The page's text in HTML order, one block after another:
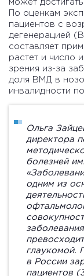
может
По оценкам
пациентов с
дегенерацией
составляет
растет и число
зрения из-за
доля ВМД в
инвалидности
Ольга
директора
болезней
одним из
глаукомой.
в России
пациентов